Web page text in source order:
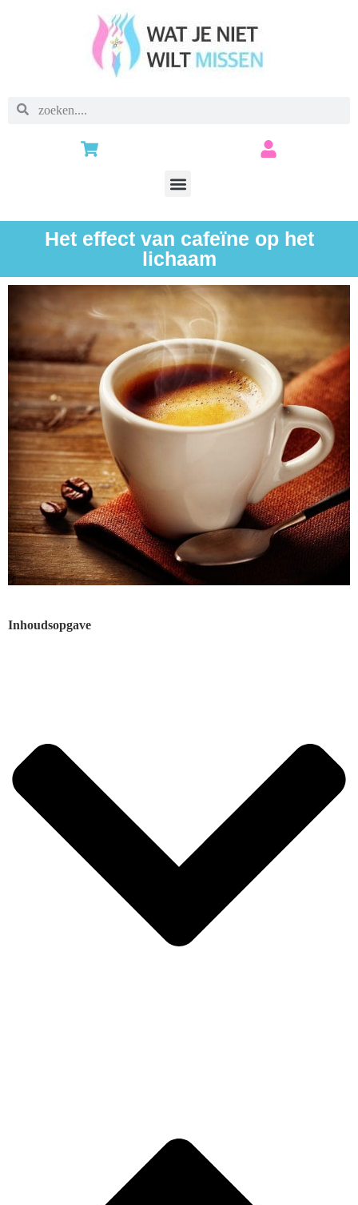
Het effect van cafeïne op het
lichaam
Inhoudsopgave